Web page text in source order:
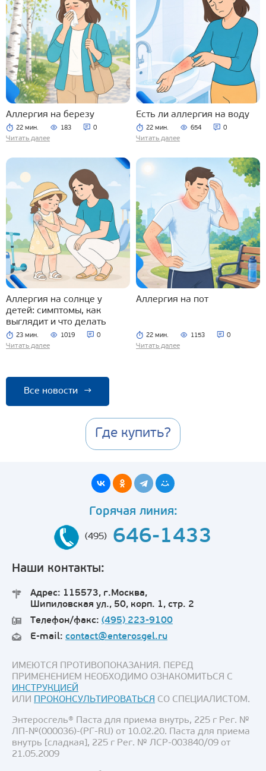
Аллергия на березу
22 мин. 183 0
Читать далее
Есть ли аллергия на воду
22 мин. 654 0
Читать далее
Аллергия на солнце у
детей: симптомы, как
выглядит и что делать
23 мин. 1019 0
Читать далее
Аллергия на пот
22 мин. 1153 0
Читать далее
Все новости →
Где купить?
Горячая линия:
(495) 646-1433
Наши контакты:
Адрес: 115573, г.Москва,
Шипиловская ул., 50, корп. 1, стр. 2
Телефон/факс: (495) 223-9100
E-mail: contact@enterosgel.ru
ИМЕЮТСЯ ПРОТИВОПОКАЗАНИЯ. ПЕРЕД
ПРИМЕНЕНИЕМ НЕОБХОДИМО ОЗНАКОМИТЬСЯ С
ИНСТРУКЦИЕЙ
ИЛИ ПРОКОНСУЛЬТИРОВАТЬСЯ СО СПЕЦИАЛИСТОМ.
Энтеросгель® Паста для приема внутрь, 225 г Рег. №
ЛП-№(000036)-(РГ-RU) от 10.02.20. Паста для приема
внутрь [сладкая], 225 г Рег. № ЛСР-003840/09 от
21.05.2009